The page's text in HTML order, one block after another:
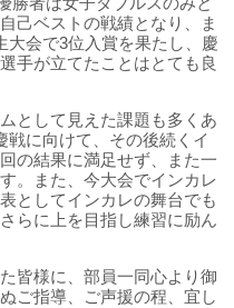
己ベストの戦績となり、ま
大会で3位入賞を果たし、慶
手が立てたことはとても良
として見えた課題も多くあ
戦に向けて、その後続くイ
の結果に満足せず、また一
。また、今大会でインカレ
としてインカレの舞台でも
らに上を目指し練習に励ん
皆様に、部員一同心より御
ご指導、ご声援の程、宜し